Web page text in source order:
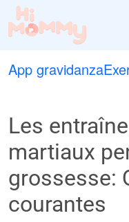
App gravidanza
Les
martiaux
grossesse:
courantes